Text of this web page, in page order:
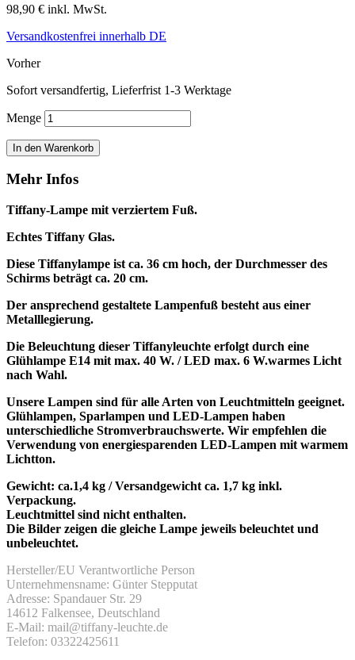
98,90 € inkl. MwSt.
Versandkostenfrei innerhalb DE
Vorher
Sofort versandfertig, Lieferfrist 1-3 Werktage
Menge
In den Warenkorb
Mehr Infos
Tiffany-Lampe mit verziertem Fuß.
Echtes Tiffany Glas.
Diese Tiffanylampe ist ca. 36 cm hoch, der Durchmesser des
Schirms beträgt ca. 20 cm.
Der ansprechend gestaltete Lampenfuß besteht aus einer
Metalllegierung.
Die Beleuchtung dieser Tiffanyleuchte erfolgt durch eine
Glühlampe E14 mit max. 40 W. / LED max. 6 W.warmes Licht
nach Wahl.
Unsere Lampen sind für alle Arten von Leuchtmitteln geeignet.
Glühlampen, Sparlampen und LED-Lampen haben
unterschiedliche Stromverbrauchswerte. Wir empfehlen die
Verwendung von energiesparenden LED-Lampen mit warmem
Lichtton.
Gewicht: ca.1,4 kg / Versandgewicht ca. 1,7 kg inkl.
Verpackung.
Leuchtmittel sind nicht enthalten.
Die Bilder zeigen die gleiche Lampe jeweils beleuchtet und
unbeleuchtet.
Hersteller/EU Verantwortliche Person
Unternehmensname: Günter Stepputat
Adresse: Spandauer Str. 29
14612 Falkensee, Deutschland
E-Mail: mail@tiffany-leuchte.de
Telefon: 03322425611